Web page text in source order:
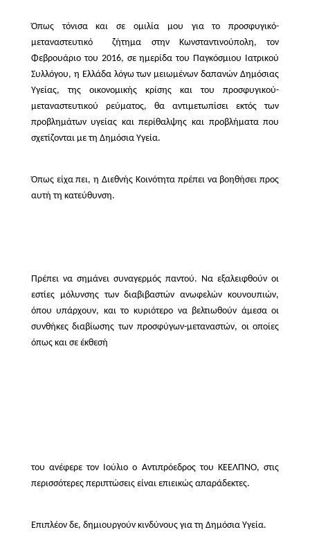
Όπως τόνισα και σε ομιλία μου για το προσφυγικό-
μεταναστευτικό
ζήτημα στην Κωνσταντινούπολη, τον
Φεβρουάριο του 2016, σε ημερίδα του Παγκόσμιου Ιατρικού
Συλλόγου, η Ελλάδα λόγω των μειωμένων δαπανών Δημόσιας
Υγείας, της οικονομικής κρίσης και του προσφυγικού-
μεταναστευτικού ρεύματος, θα αντιμετωπίσει εκτός των
προβλημάτων υγείας και περίθαλψης και προβλήματα που
σχετίζονται με τη Δημόσια Υγεία.
Όπως είχα πει, η Διεθνής Κοινότητα πρέπει να βοηθήσει προς
αυτή τη κατεύθυνση.
Πρέπει να σημάνει συναγερμός παντού. Να εξαλειφθούν οι
εστίες μόλυνσης των διαβιβαστών ανωφελών κουνουπιών,
όπου υπάρχουν, και το κυριότερο να βελτιωθούν άμεσα οι
συνθήκες διαβίωσης των προσφύγων-μεταναστών, οι οποίες
όπως και σε έκθεσή
του ανέφερε τον Ιούλιο ο Αντιπρόεδρος του ΚΕΕΛΠΝΟ, στις
περισσότερες περιπτώσεις είναι επιεικώς απαράδεκτες.
Επιπλέον δε, δημιουργούν κινδύνους για τη Δημόσια Υγεία.